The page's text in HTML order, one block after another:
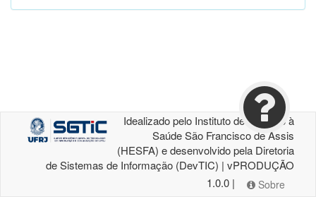
Idealizado pelo Instituto de Atenção à
Saúde São Francisco de Assis
(HESFA) e desenvolvido pela Diretoria
de Sistemas de Informação (DevTIC) | vPRODUÇÃO
1.0.0 |
Sobre